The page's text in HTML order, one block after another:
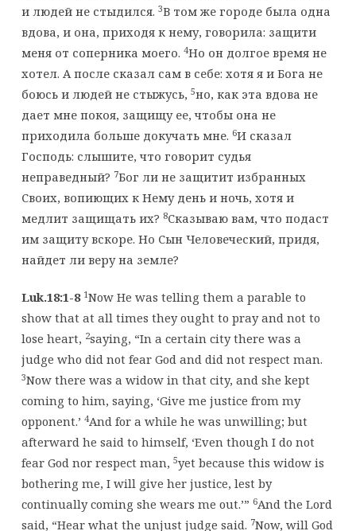
и людей не стыдился. 3В том же городе была одна
вдова, и она, приходя к нему, говорила: защити
меня от соперника моего. 4Но он долгое время не
хотел. А после сказал сам в себе: хотя я и Бога не
боюсь и людей не стыжусь, 5но, как эта вдова не
дает мне покоя, защищу ее, чтобы она не
приходила больше докучать мне. 6И сказал
Господь: слышите, что говорит судья
неправедный? 7Бог ли не защитит избранных
Своих, вопиющих к Нему день и ночь, хотя и
медлит защищать их? 8Сказываю вам, что подаст
им защиту вскоре. Но Сын Человеческий, придя,
найдет ли веру на земле?
Luk.18:1-8 1Now He was telling them a parable to
show that at all times they ought to pray and not to
lose heart, 2saying, “In a certain city there was a
judge who did not fear God and did not respect man.
3Now there was a widow in that city, and she kept
coming to him, saying, ‘Give me justice from my
opponent.’ 4And for a while he was unwilling; but
afterward he said to himself, ‘Even though I do not
fear God nor respect man, 5yet because this widow is
bothering me, I will give her justice, lest by
continually coming she wears me out.’” 6And the Lord
said, “Hear what the unjust judge said. 7Now, will God